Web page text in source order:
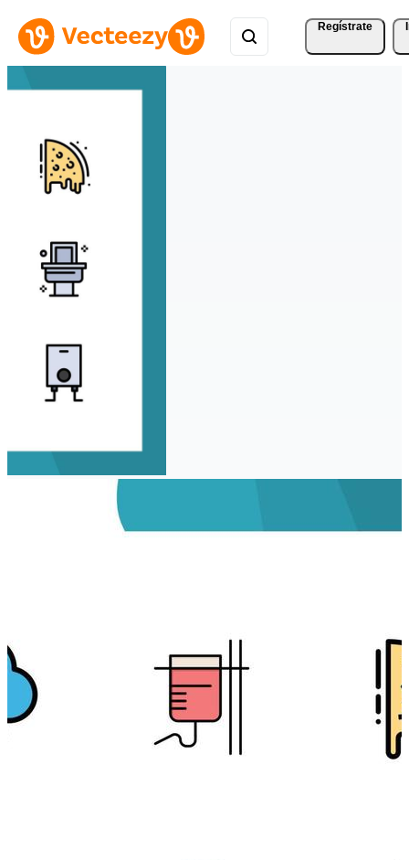
Regístrate